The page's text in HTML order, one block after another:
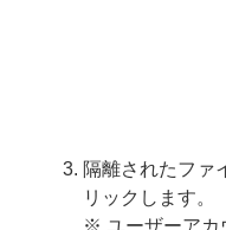
隔離されたファ
リックします。
※ ユーザーアカ